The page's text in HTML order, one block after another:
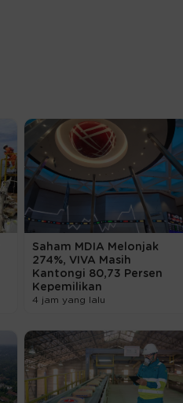
Saham MDIA Melonjak
274%, VIVA Masih
Kantongi 80,73 Persen
Kepemilikan
4 jam yang lalu